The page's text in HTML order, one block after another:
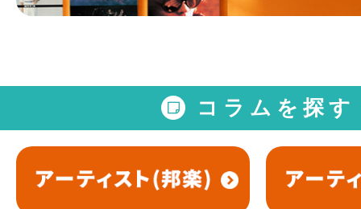
コラムを探す